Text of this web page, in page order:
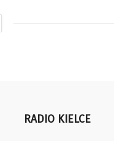
RADIO KIELCE